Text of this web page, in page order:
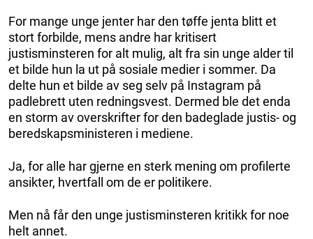
For mange unge jenter har den tøffe jenta blitt et
stort forbilde, mens andre har kritisert
justisminsteren for alt mulig, alt fra sin unge alder til
et bilde hun la ut på sosiale medier i sommer. Da
delte hun et bilde av seg selv på Instagram på
padlebrett uten redningsvest. Dermed ble det enda
en storm av overskrifter for den badeglade justis- og
beredskapsministeren i mediene.
Ja, for alle har gjerne en sterk mening om profilerte
ansikter, hvertfall om de er politikere.
Men nå får den unge justisminsteren kritikk for noe
helt annet.